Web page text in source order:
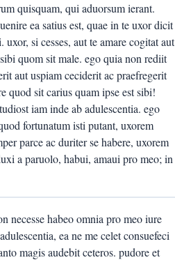
quisquam, qui aduorsum ierant.
ea satius est, quae in te uxor dicit
si cesses, aut te amare cogitat aut
quom sit male. ego quia non rediit
aut uspiam ceciderit ac praefregerit
quod sit carius quam ipse est sibi!
iam inde ab adulescentia. ego
fortunatum isti putant, uxorem
parce ac duriter se habere, uxorem
a paruolo, habui, amaui pro meo; in
necesse habeo omnia pro meo iure
ea ne me celet consuefeci
magis audebit ceteros. pudore et